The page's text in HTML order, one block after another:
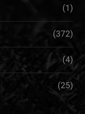
(1)
(372)
(4)
(25)